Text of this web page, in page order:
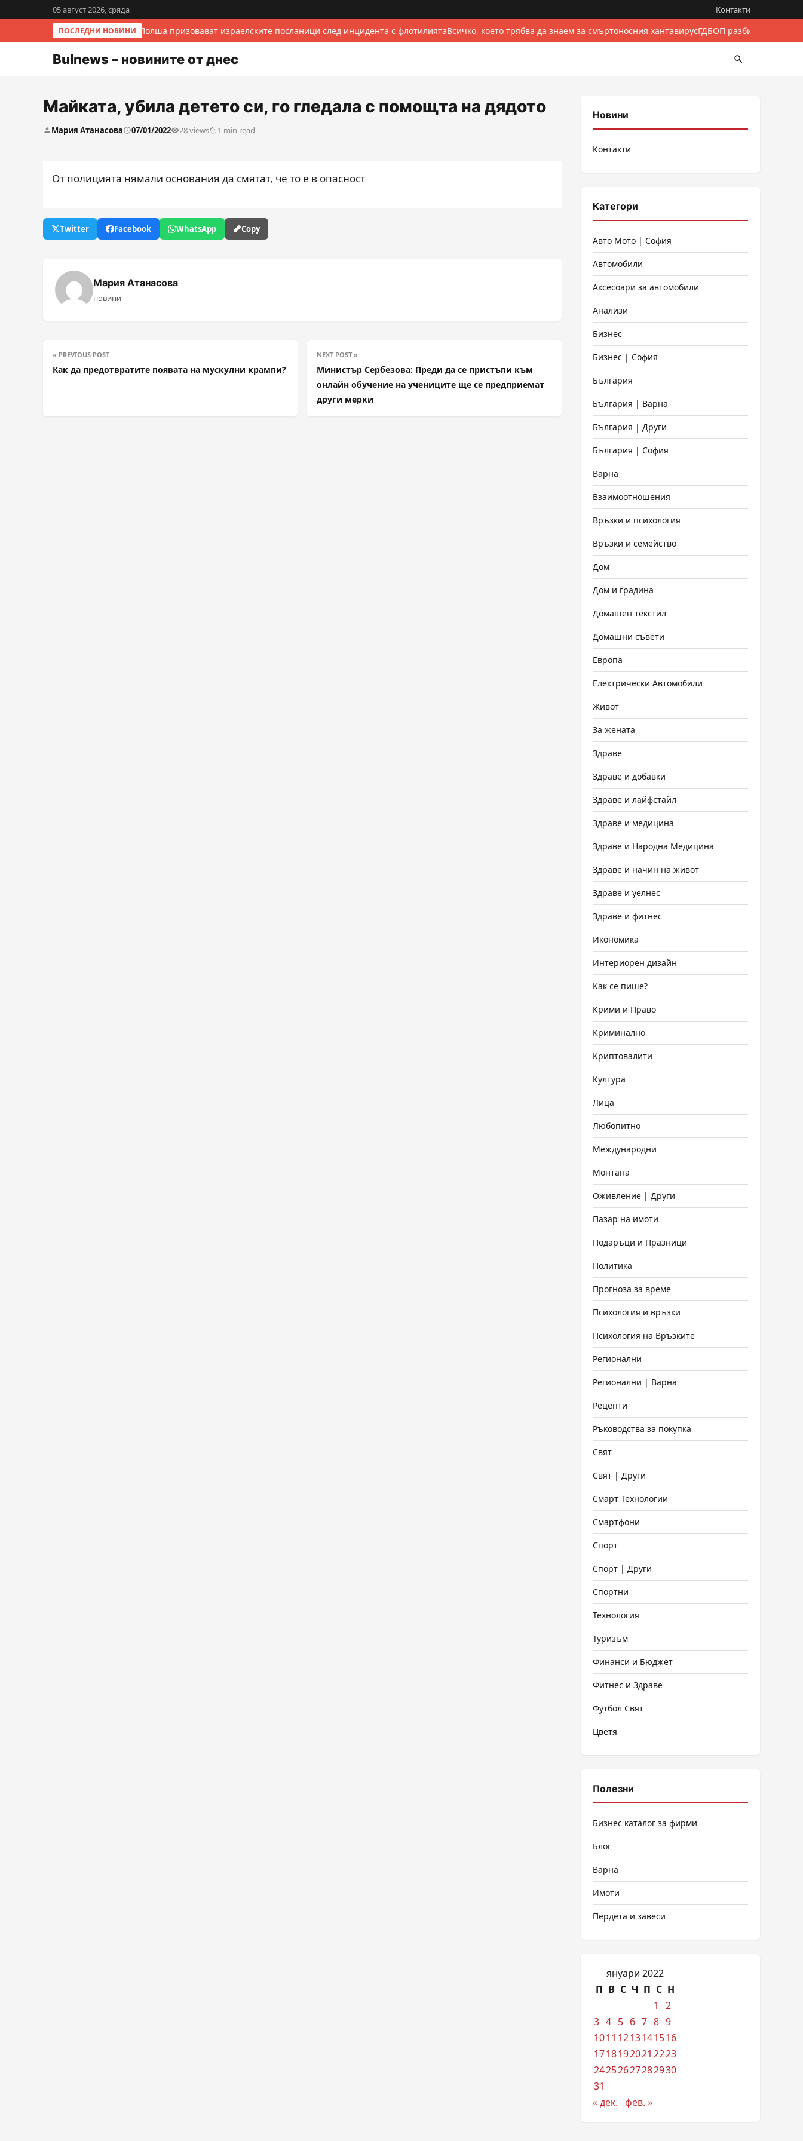
05 август 2026, сряда Контакти
ПОСЛЕДНИ НОВИНИИталия и Полша призовават израелските посланици след инцидента с флотилиятаВсичко, което трябва да знаем за смъртоносния хантавирусГДБОП разби
Bulnews – новините от днес
Майката, убила детето си, го гледала с помощта на дядото
Мария Атанасова 07/01/2022 28 views 1 min read
От полицията нямали основания да смятат, че то е в опасност
Twitter Facebook WhatsApp Copy
Мария Атанасова
новини
« PREVIOUS POST
Как да предотвратите появата на мускулни крампи?
NEXT POST »
Министър Сербезова: Преди да се пристъпи към
онлайн обучение на учениците ще се предприемат
други мерки
Новини
Контакти
Категори
Авто Мото | София
Автомобили
Аксесоари за автомобили
Анализи
Бизнес
Бизнес | София
България
България | Варна
България | Други
България | София
Варна
Взаимоотношения
Връзки и психология
Връзки и семейство
Дом
Дом и градина
Домашен текстил
Домашни съвети
Европа
Електрически Автомобили
Живот
За жената
Здраве
Здраве и добавки
Здраве и лайфстайл
Здраве и медицина
Здраве и Народна Медицина
Здраве и начин на живот
Здраве и уелнес
Здраве и фитнес
Икономика
Интериорен дизайн
Как се пише?
Крими и Право
Криминално
Криптовалити
Култура
Лица
Любопитно
Международни
Монтана
Оживление | Други
Пазар на имоти
Подаръци и Празници
Политика
Прогноза за време
Психология и връзки
Психология на Връзките
Регионални
Регионални | Варна
Рецепти
Ръководства за покупка
Свят
Свят | Други
Смарт Технологии
Смартфони
Спорт
Спорт | Други
Спортни
Технология
Туризъм
Финанси и Бюджет
Фитнес и Здраве
Футбол Свят
Цветя
Полезни
Бизнес каталог за фирми
Блог
Варна
Имоти
Пердета и завеси
януари 2022
П В С Ч П С Н
1
2
3 4 5 6 7 8 9
1011 1213141516
1718192021 2223
24252627282930
31
« дек. фев. »